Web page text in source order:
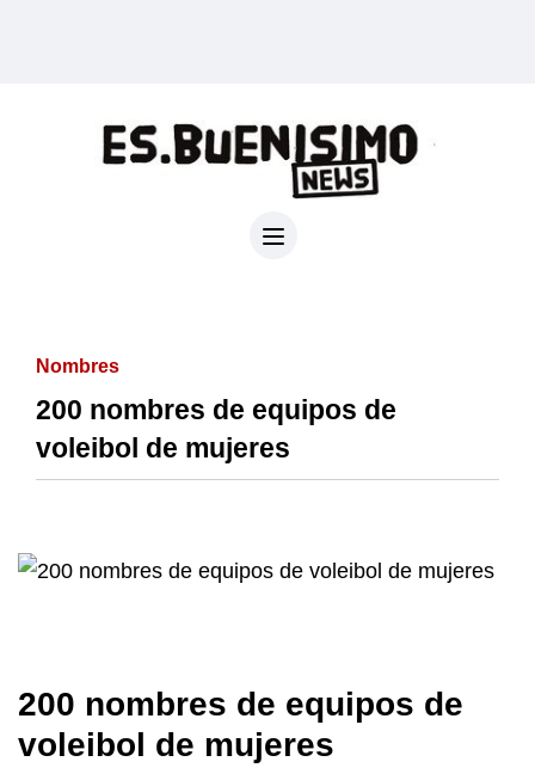
Nombres
200 nombres de equipos de
voleibol de mujeres
200 nombres de equipos de
voleibol de mujeres